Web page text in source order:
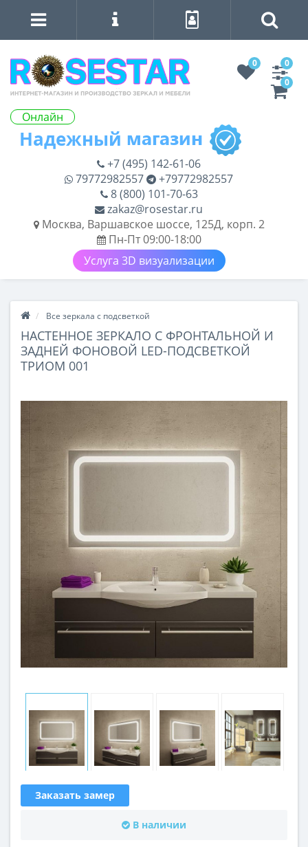
Онлайн
0
0
0
+7 (495) 142-61-06
79772982557
+79772982557
8 (800) 101-70-63
zakaz@rosestar.ru
Москва, Варшавское шоссе, 125Д, корп. 2
Пн-Пт 09:00-18:00
Услуга 3D визуализации
Все зеркала с подсветкой
НАСТЕННОЕ ЗЕРКАЛО С ФРОНТАЛЬНОЙ И
ЗАДНЕЙ ФОНОВОЙ LED-ПОДСВЕТКОЙ
ТРИОМ 001
Заказать замер
В наличии